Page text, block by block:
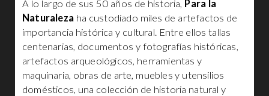
A lo largo de sus 50 años de historia, Para la
Naturaleza ha custodiado miles de artefactos de
importancia histórica y cultural. Entre ellos tallas
centenarias, documentos y fotografías históricas,
artefactos arqueológicos, herramientas y
maquinaria, obras de arte, muebles y utensilios
domésticos, una colección de historia natural y